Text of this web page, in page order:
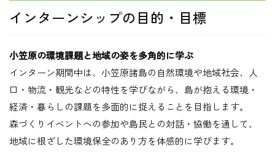
インターンシップの目的・目標
小笠原の環境課題と地域の姿を多角的に学ぶ
インターン期間中は、小笠原諸島の自然環境や地域社会、人
口・物流・観光などの特性を学びながら、島が抱える環境・
経済・暮らしの課題を多面的に捉えることを目指します。
森づくりイベントへの参加や島民との対話・協働を通して、
地域に根ざした環境保全のあり方を体感的に学びます。